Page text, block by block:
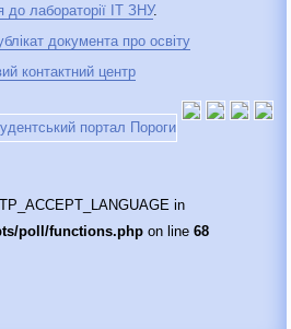
до лабораторії IT ЗНУ.
документа про освіту
контактний центр
in
poll/functions.php on line68